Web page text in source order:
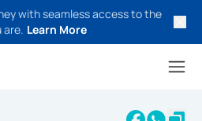
with seamless access to the
are. Learn More